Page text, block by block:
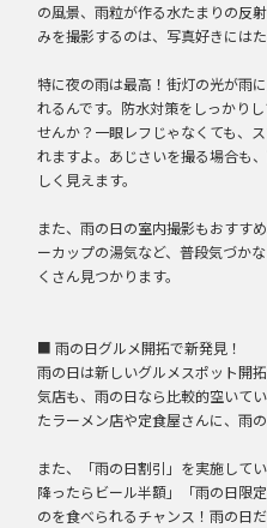
の風景、雨粒が作る水たまりの反
みを撮影するのは、写真好きには
特に夜の雨は最高！街灯の光が雨
れるんです。防水対策をしっかり
せんか？一眼レフじゃなくても、
れますよ。あじさいを撮る場合も
しく見えます。
また、雨の日の室内撮影もおすす
ーカップの湯気など、普段気づか
くさん見つかります。
■ 雨の日グルメ開拓で新発見！
雨の日は新しいグルメスポット開
気店も、雨の日なら比較的空いて
たラーメン店や定食屋さんに、雨
また、「雨の日割引」を実施して
降ったらビール半額」「雨の日限
のを食べられるチャンス！雨の日